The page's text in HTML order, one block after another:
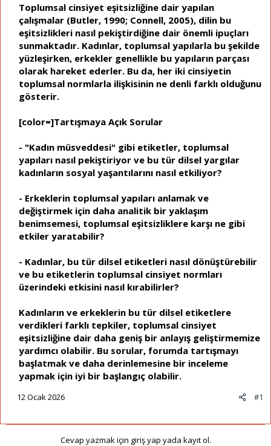
Toplumsal cinsiyet eşitsizliğine dair yapılan
çalışmalar (Butler, 1990; Connell, 2005), dilin bu
eşitsizlikleri nasıl pekiştirdiğine dair önemli ipuçları
sunmaktadır. Kadınlar, toplumsal yapılarla bu şekilde
yüzleşirken, erkekler genellikle bu yapıların parçası
olarak hareket ederler. Bu da, her iki cinsiyetin
toplumsal normlarla ilişkisinin ne denli farklı olduğunu
gösterir.
[color=]Tartışmaya Açık Sorular
- "Kadın müsveddesi" gibi etiketler, toplumsal
yapıları nasıl pekiştiriyor ve bu tür dilsel yargılar
kadınların sosyal yaşantılarını nasıl etkiliyor?
- Erkeklerin toplumsal yapıları anlamak ve
değiştirmek için daha analitik bir yaklaşım
benimsemesi, toplumsal eşitsizliklere karşı ne gibi
etkiler yaratabilir?
- Kadınlar, bu tür dilsel etiketleri nasıl dönüştürebilir
ve bu etiketlerin toplumsal cinsiyet normları
üzerindeki etkisini nasıl kırabilirler?
Kadınların ve erkeklerin bu tür dilsel etiketlere
verdikleri farklı tepkiler, toplumsal cinsiyet
eşitsizliğine dair daha geniş bir anlayış geliştirmemize
yardımcı olabilir. Bu sorular, forumda tartışmayı
başlatmak ve daha derinlemesine bir inceleme
yapmak için iyi bir başlangıç olabilir.
#1
12 Ocak 2026
Cevap yazmak için giriş yap yada kayıt ol.